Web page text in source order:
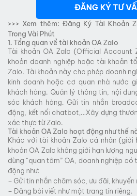
ĐĂNG KÝ TƯ
>>> Xem thêm: Đăng Ký Tài Khoản
Trong Vài Phút
1. Tổng quan về tài khoản OA Zalo
Tài khoản OA Zalo (Official
khoản doanh nghiệp hoặc tài khoản
Zalo. Tài khoản này cho phép doanh
kinh doanh hoặc cơ quan nhà nước
khách hàng. Quản lý thông tin, nội
sóc khách hàng. Gửi tin nhắn
động, kết nối chatbot,…Xây dựng
xác thực từ Zalo.
Tài khoản OA Zalo hoạt động như thế
Khác với tài khoản Zalo cá nhân
khoản OA Zalo không giới hạn lượng
dùng “quan tâm” OA, doanh nghiệp
động như:
– Gửi tin nhắn chăm sóc, ưu đãi,
– Đăng bài viết như một trang tin riêng.